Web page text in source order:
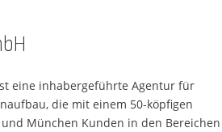
eine inhabergeführte Agentur für
die mit einem 50-köpfigen
München Kunden in den Bereichen